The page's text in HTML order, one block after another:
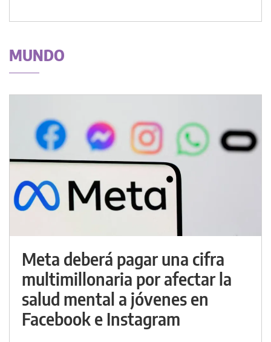
MUNDO
Meta deberá pagar una cifra
multimillonaria por afectar la
salud mental a jóvenes en
Facebook e Instagram